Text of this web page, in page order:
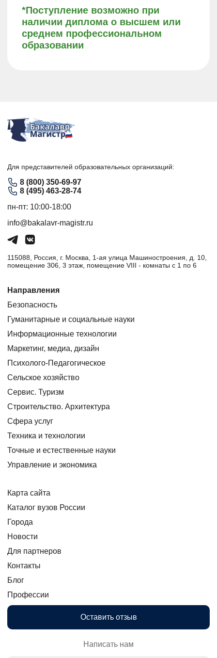
*Поступление возможно при
наличии диплома о высшем или
среднем профессиональном
образовании
Для представителей образовательных организаций:
8 (800) 350-69-97
8 (495) 463-28-74
пн-пт: 10:00-18:00
info@bakalavr-magistr.ru
115088, Россия, г. Москва, 1-ая улица Машиностроения, д. 10,
помещение 306, 3 этаж, помещение VIII - комнаты с 1 по 6
Направления
Безопасность
Гуманитарные и социальные науки
Информационные технологии
Маркетинг, медиа, дизайн
Психолого-Педагогическое
Сельское хозяйство
Сервис. Туризм
Строительство. Архитектура
Сфера услуг
Техника и технологии
Точные и естественные науки
Управление и экономика
Карта сайта
Каталог вузов России
Города
Новости
Для партнеров
Контакты
Блог
Профессии
Оставить отзыв
Написать нам